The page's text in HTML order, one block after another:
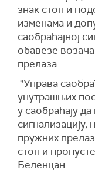
знак стоп и
изменама и
саобраћајној
обавезе
прелаза.
"Управа
унутрашњих
у саобраћају
пружних
стоп и
Беленцан.